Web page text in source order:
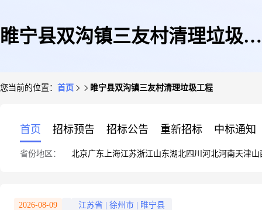
睢宁县双沟镇三友村清理垃圾工
您当前的位置： 首页 睢宁县双沟镇三友村清理垃圾工程
首页 招标预告 招标公告 重新招标 中标通知
省份地区： 北京广东 上海江苏浙江山东湖北四川 河北河南天津山
2026-08-09 江苏省 徐州市 睢宁县